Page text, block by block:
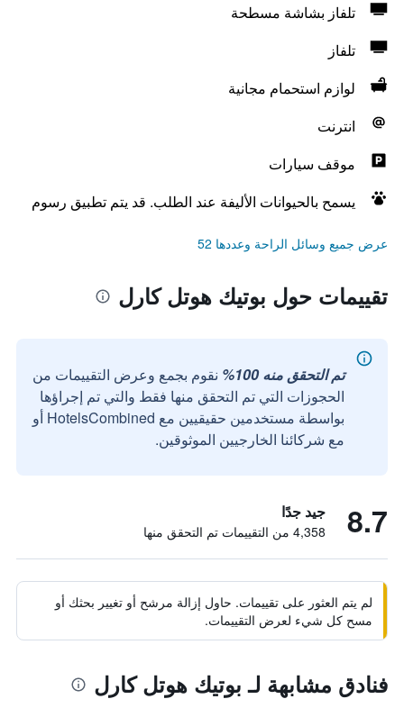
تلفاز بشاشة مسطحة
تلفاز
لوازم استحمام مجانية
انترنت
موقف سيارات
يسمح بالحيوانات الأليفة عند الطلب. قد يتم تطبيق رسوم
عرض جميع وسائل الراحة وعددها 52
تقييمات حول بوتيك هوتل كارل
تم التحقق منه 100%
نقوم بجمع وعرض التقييمات من
الحجوزات التي تم التحقق منها فقط والتي تم إجراؤها
بواسطة مستخدمين حقيقيين مع HotelsCombined أو
مع شركائنا الخارجيين الموثوقين.
8.7 جيد جدًا
4,358 من التقييمات تم التحقق منها
لم يتم العثور على تقييمات. حاول إزالة مرشح أو تغيير بحثك أو
مسح كل شيء لعرض التقييمات.
فنادق مشابهة لـ بوتيك هوتل كارل